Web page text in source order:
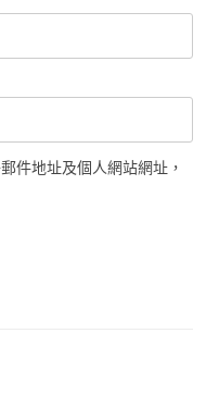
件地址及個人網站網址，